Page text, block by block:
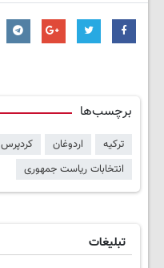
برچسب‌ها
ترکیه اردوغان کردپرس
انتخابات ریاست جمهوری
تبلیغات